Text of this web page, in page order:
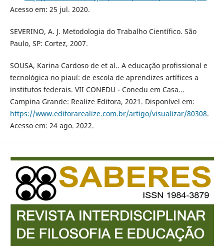
Acesso em: 25 jul. 2020.
SEVERINO, A. J. Metodologia do Trabalho Científico. São
Paulo, SP: Cortez, 2007.
SOUSA, Karina Cardoso de et al.. A educação profissional e
tecnológica no piauí: de escola de aprendizes artífices a
institutos federais. VII CONEDU - Conedu em Casa...
Campina Grande: Realize Editora, 2021. Disponível em:
https://www.editorarealize.com.br/artigo/visualizar/80308.
Acesso em: 24 ago. 2022.